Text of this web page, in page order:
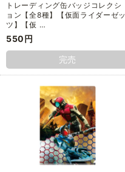
トレーディング缶バッジコレクシ
ョン【全8種】【仮面ライダーゼッ
ツ】【仮 …
550円
完売